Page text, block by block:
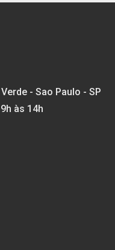
- Sao Paulo - SP
às 14h